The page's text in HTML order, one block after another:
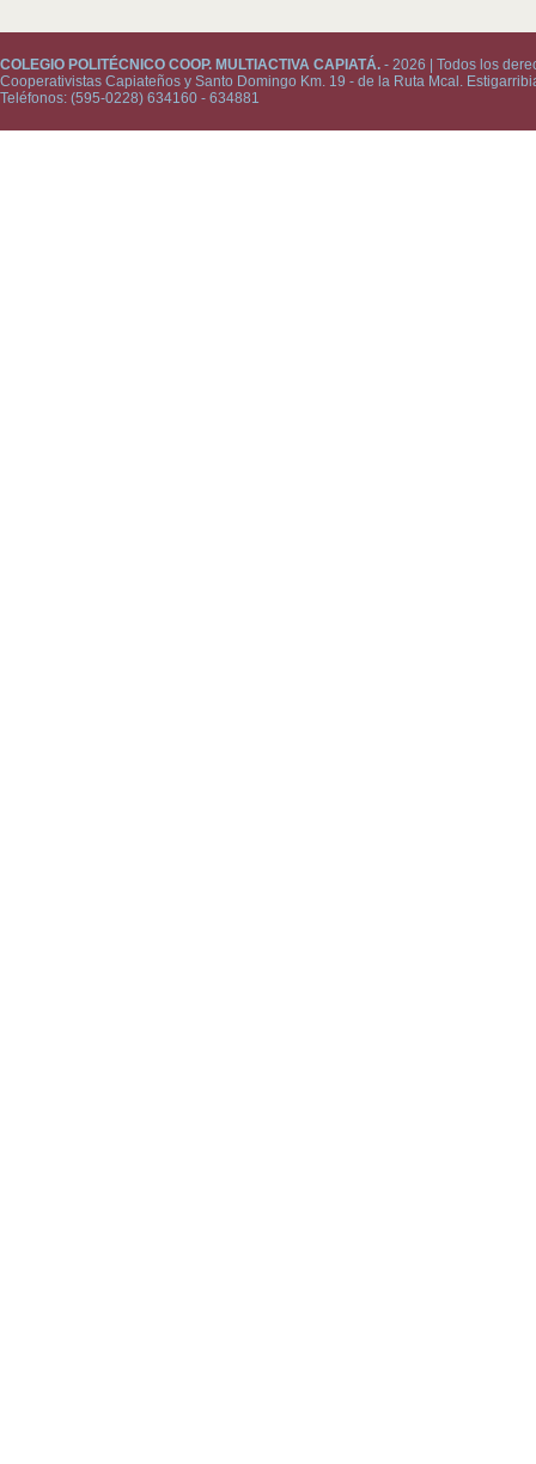
COLEGIO POLITÉCNICO COOP. MULTIACTIVA CAPIATÁ. - 2026 | Todos los
Cooperativistas Capiateños y Santo Domingo Km. 19 - de la Ruta Mcal.
Teléfonos: (595-0228) 634160 - 634881